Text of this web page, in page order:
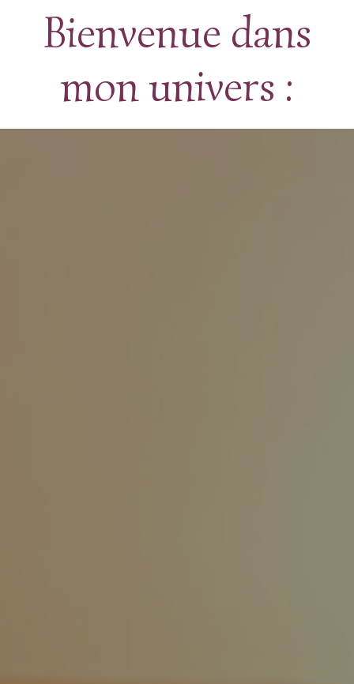
Bienvenue dans
mon univers :